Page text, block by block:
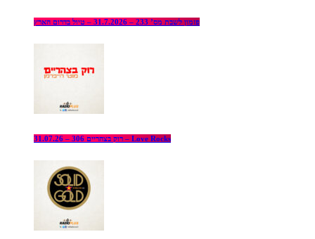
פזמון לשבת מס’ 233 – 31.7.2026 – טיול בדרום הארץ
רוק בצהריים 306 – 31.07.26 – Love Rocks